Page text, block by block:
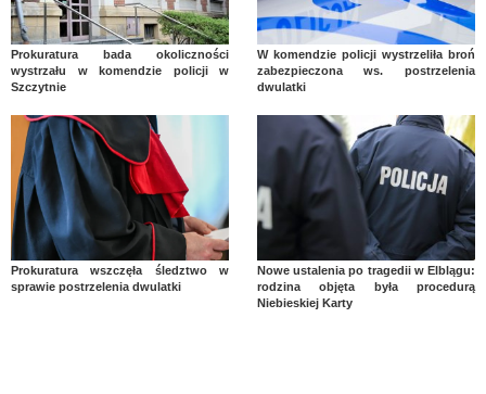
Prokuratura bada okoliczności
wystrzału w komendzie policji w
Szczytnie
W komendzie policji wystrzeliła broń
zabezpieczona ws. postrzelenia
dwulatki
Prokuratura wszczęła śledztwo w
sprawie postrzelenia dwulatki
Nowe ustalenia po tragedii w Elblągu:
rodzina objęta była procedurą
Niebieskiej Karty